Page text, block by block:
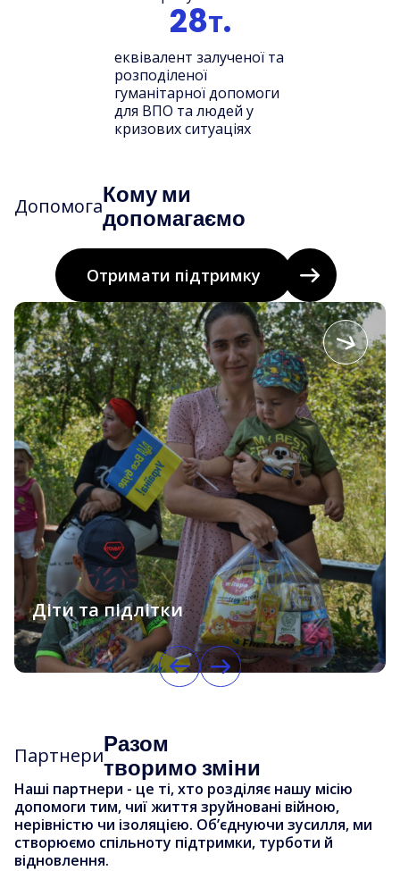
28т.
еквівалент залученої та
розподіленої
гуманітарної допомоги
для ВПО та людей у
кризових ситуаціях
ДопомогаКому ми
допомагаємо
Отримати підтримку
Люди похилого віку
які втратили свої громади, підтримку,
ПартнериРазом
творимо зміни
Наші партнери - це ті, хто розділяє нашу місію
допомоги тим, чиї життя зруйновані війною,
нерівністю чи ізоляцією. Об’єднуючи зусилля, ми
створюємо спільноту підтримки, турботи й
відновлення.